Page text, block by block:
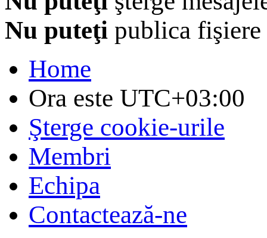
Nu puteţi publica fişiere
Home
Ora este UTC+03:00
Şterge cookie-urile
Membri
Echipa
Contactează-ne